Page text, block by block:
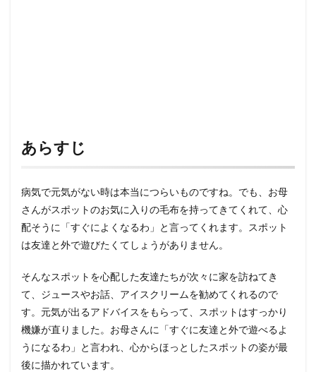
あらすじ
病気で元気がない時は本当につらいものですね。でも、お母
さんがスポットのお気に入りの毛布を持ってきてくれて、心
配そうに「すぐによくなるわ」と言ってくれます。スポット
は友達と外で遊びたくてしょうがありません。
そんなスポットを心配した友達たちが次々に家を訪ねてき
て、ジュースやお話、アイスクリームを勧めてくれるので
す。元気が出るアドバイスをもらって、スポットはすっかり
機嫌が直りました。お母さんに「すぐに友達と外で遊べるよ
うになるわ」と言われ、心からほっとしたスポットの姿が最
後に描かれています。